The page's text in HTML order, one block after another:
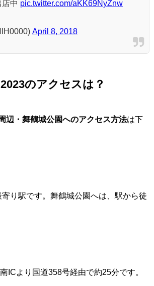
中 pic.twitter.com/aKK69NyZnw
April 8, 2018
のアクセスは？
辺・舞鶴城公園へのアクセス方法は下
り駅です。舞鶴城公園へは、駅から徒
ICより国道358号経由で約25分です。